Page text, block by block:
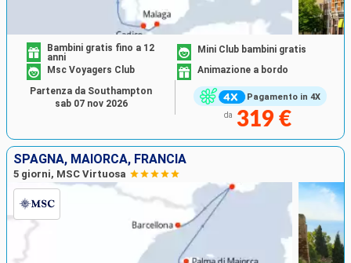
Pagamento in 4X
Bambini gratis fino a 12
anni
Mini Club bambini gratis
Msc Voyagers Club
Animazione a bordo
da 319 €
Partenza da Southampton
sab 07 nov 2026
SPAGNA, MAIORCA, FRANCIA
5 giorni, MSC Virtuosa